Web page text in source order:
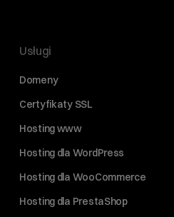
Usługi
Domeny
Certyfikaty SSL
Hosting www
Hosting dla WordPress
Hosting dla WooCommerce
Hosting dla PrestaShop